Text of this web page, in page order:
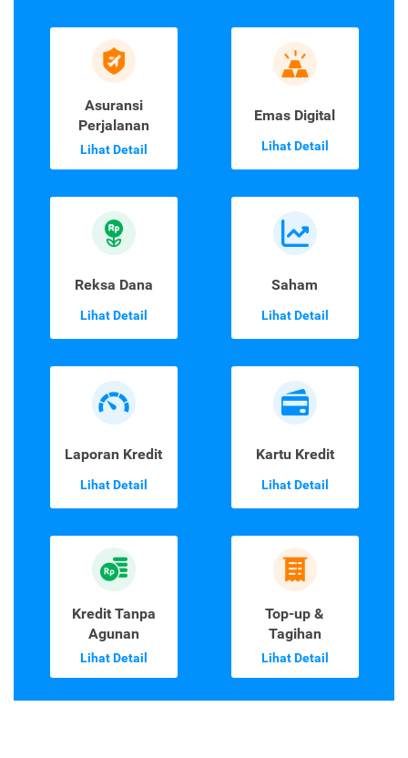
Asuransi
Perjalanan
Lihat Detail
Emas Digital
Lihat Detail
Reksa Dana
Lihat Detail
Saham
Lihat Detail
Laporan Kredit
Lihat Detail
Kartu Kredit
Lihat Detail
Kredit Tanpa
Agunan
Lihat Detail
Top-up &
Tagihan
Lihat Detail